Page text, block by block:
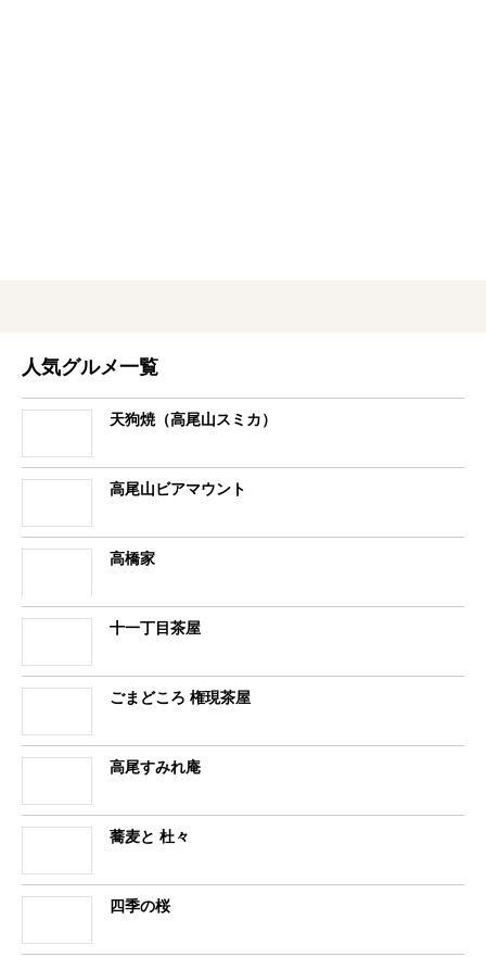
人気グルメ一覧
天狗焼（高尾山スミカ）
高尾山ビアマウント
高橋家
十一丁目茶屋
ごまどころ 権現茶屋
高尾すみれ庵
蕎麦と 杜々
四季の桜